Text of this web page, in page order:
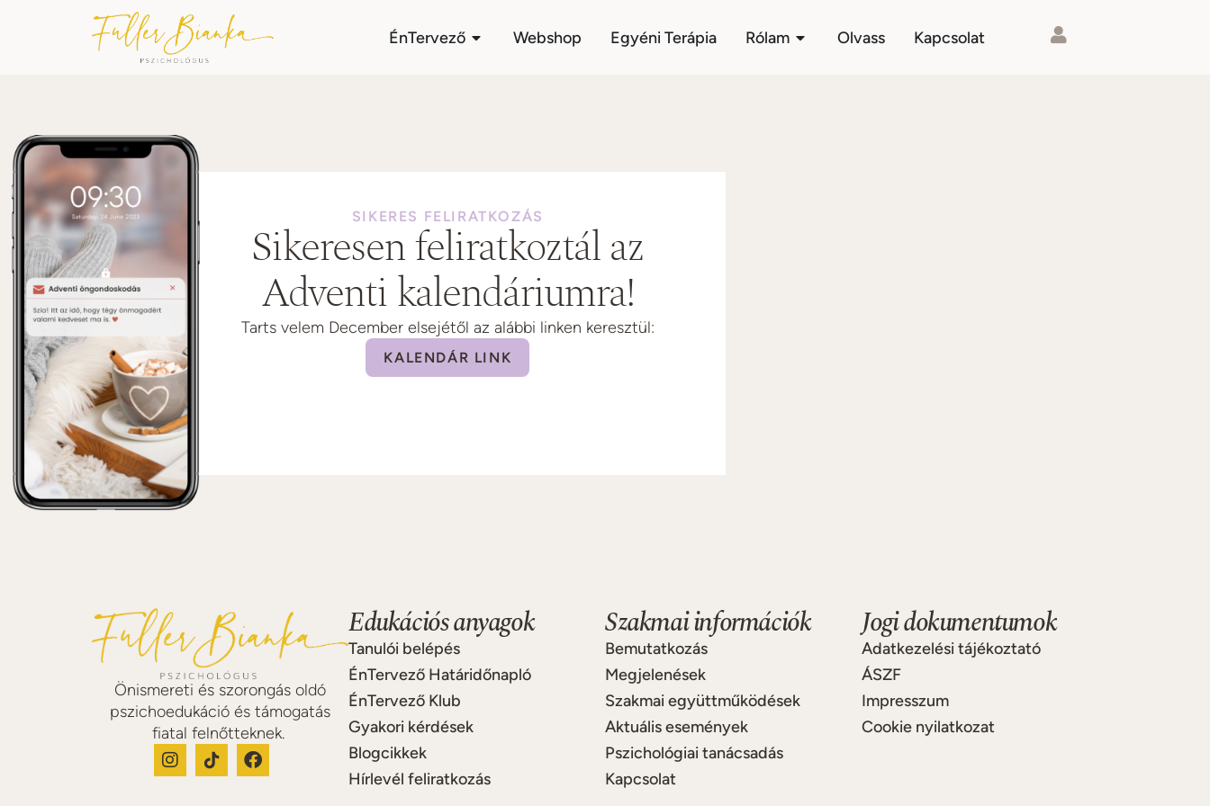
ÉnTervező Webshop Egyéni Terápia Rólam Olvass Kapcsolat
SIKERES FELIRATKOZÁS
Sikeresen feliratkoztál az
Adventi kalendáriumra!
Tarts velem December elsejétől az alábbi linken keresztül:
KALENDÁR LINK
Önismereti és szorongás oldó
pszichoedukáció és támogatás
fiatal felnőtteknek.
Edukációs anyagok
Tanulói belépés
ÉnTervező Határidőnapló
ÉnTervező Klub
Gyakori kérdések
Blogcikkek
Hírlevél feliratkozás
Szakmai információk
Bemutatkozás
Megjelenések
Szakmai együttműködések
Aktuális események
Pszichológiai tanácsadás
Kapcsolat
Jogi dokumentumok
Adatkezelési tájékoztató
ÁSZF
Impresszum
Cookie nyilatkozat